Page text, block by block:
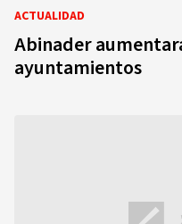
ACTUALIDAD
Abinader
ayuntamientos